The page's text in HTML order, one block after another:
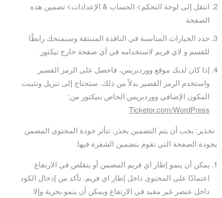
انتقل إلى لوحة التحكم> الحساب & الإعدادات> تضمين هذه
الصفحة
حدد الخيارات المناسبة في النافذة المنبثقة وسيمنحك رابطًا
للقسم و لاي فريم لاستخدامه في أي صفحة خارج تيكتور
إذا كان لديك موقع ووردبريس، فاحصل على الرمز القصير
واستخدم الرمز القصير بدلاً من ذلك. ستحتاج إلى تنزيل وتثبيت
المكون الإضافي ووردبريس الخاص بتيكتور من:
Ticketor.com/WordPress
تحذير: يجب أن يتم التضمين بحذر. تتأثر جودة المحتوى المضمن
بجودة الصفحة التي تقوم بتضمين الشفرة فيها.
يمكن أن ينمو إطار اي فريم المضمن أو يتقلص في الارتفاع
اعتمادًا على المحتوى داخل إطار اي فريم. تأكد من إدخال الكود
داخل عنصر غير مقيد في الارتفاع ويمكن أن ينمو بحرية وإلا